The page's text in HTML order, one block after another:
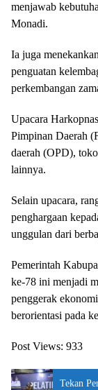
menjawab
Monadi.
Ia juga
penguatan
perkembangan
Upacara
Pimpinan Daerah
daerah (OPD),
lainnya.
Selain upacara,
penghargaan
unggulan dari
Pemerintah
ke-78 ini menjadi
penggerak
berorientasi pada
Post Views: 933
Tekan